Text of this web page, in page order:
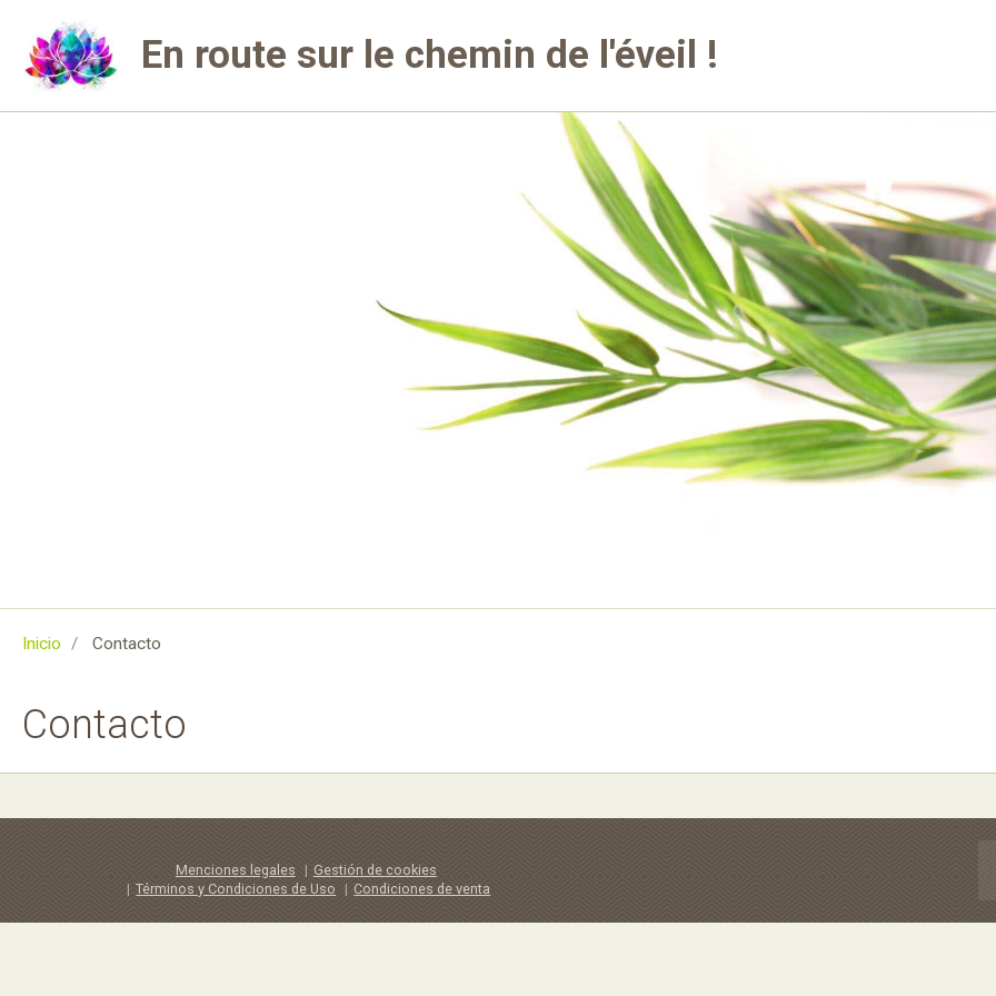
En route sur le chemin de l'éveil !
Inicio Contacto
Contacto
Menciones legales
Gestión de cookies
Términos y Condiciones de Uso
Condiciones de venta